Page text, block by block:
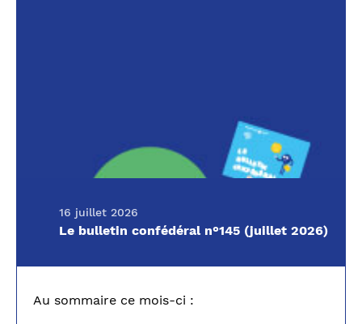
16 juillet 2026
Le bulletin confédéral n°145 (juillet 2026)
Au sommaire ce mois-ci :